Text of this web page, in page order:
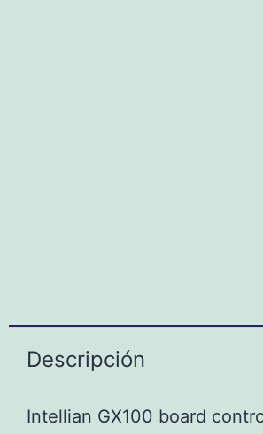
Descripción
Intellian GX100 board